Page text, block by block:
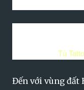
Tú
Đến với vùng đất